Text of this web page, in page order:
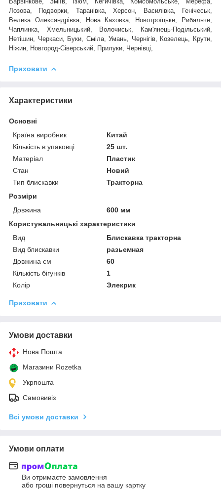
Лозова, Подворки, Таранівка, Херсон, Василівка, Генічеськ,
Велика Олександрівка, Нова Каховка, Новотроїцьке, Рибальче,
Чаплинка, Хмельницький, Волочиськ, Кам'янець-Подільський,
Нетішин, Черкаси, Буки, Сміла, Умань, Чернігів, Козелець, Крути,
Ніжин, Новгород-Сіверський, Прилуки, Чернівці,
Приховати
Характеристики
Основні
Країна виробник
Китай
Кількість в упаковці
25 шт.
Матеріал
Пластик
Стан
Новий
Тип блискавки
Тракторна
Розміри
Довжина
600 мм
Користувальницькі характеристики
Вид
Блискавка тракторна
Вид блискавки
разьемная
Довжина см
60
Кількість бігунків
1
Колір
Элекрик
Приховати
Умови доставки
Нова Пошта
Магазини Rozetka
Укрпошта
Самовивіз
Всі умови доставки
Умови оплати
Ви отримаєте замовлення
або гроші повернуться на вашу картку